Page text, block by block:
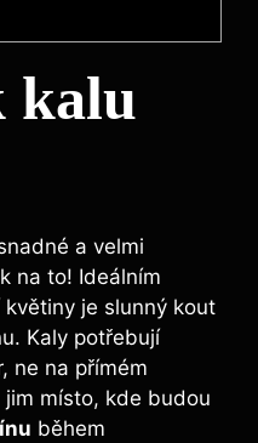
kalu
a velmi
na to! ⁢Ideálním
⁤je slunný kout
Kaly potřebují
ne na přímém
‌místo, kde budou
během